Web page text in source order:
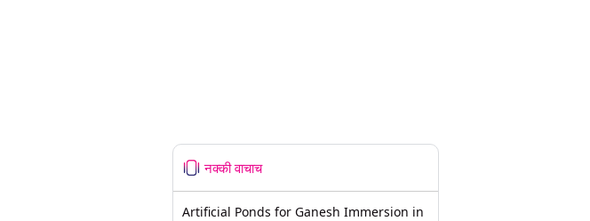
नक्की वाचाच
Artificial Ponds for Ganesh Immersion in